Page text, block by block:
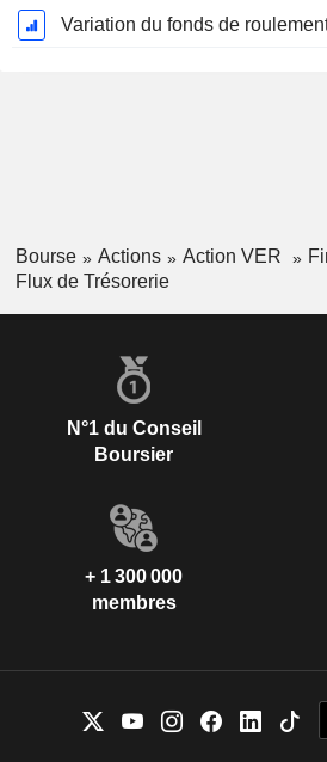
Variation du fonds de
Bourse Actions Action VER
Flux de Trésorerie
N°1 du Conseil
Boursier
+ 1 300 000
membres